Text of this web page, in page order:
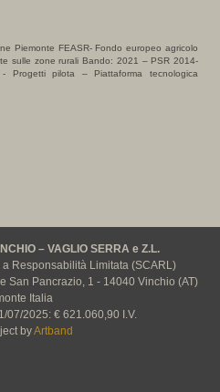
Piemonte FEASR- Fondo europeo agricolo
sulle zone rurali Bando: 2021 – PSR 2014-
pilota – Piattaforma tecnologica
– VAGLIO SERRA e Z.L.
Responsabilità Limitata (SCARL)
San Pancrazio, 1 - 14040 Vinchio (AT)
Italia
07/2025: € 621.060,90 I.V.
byArtband